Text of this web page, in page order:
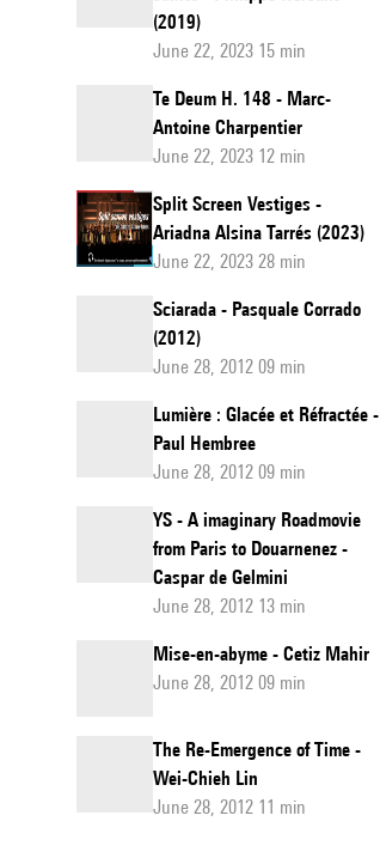
(2019)
June 22, 2023 15 min
Te Deum H. 148 - Marc-
Antoine Charpentier
June 22, 2023 12 min
Split Screen Vestiges -
Ariadna Alsina Tarrés (2023)
June 22, 2023 28 min
Sciarada - Pasquale Corrado
(2012)
June 28, 2012 09 min
Lumière : Glacée et Réfractée -
Paul Hembree
June 28, 2012 09 min
YS - A imaginary Roadmovie
from Paris to Douarnenez -
Caspar de Gelmini
June 28, 2012 13 min
Mise-en-abyme - Cetiz Mahir
June 28, 2012 09 min
The Re-Emergence of Time -
Wei-Chieh Lin
June 28, 2012 11 min